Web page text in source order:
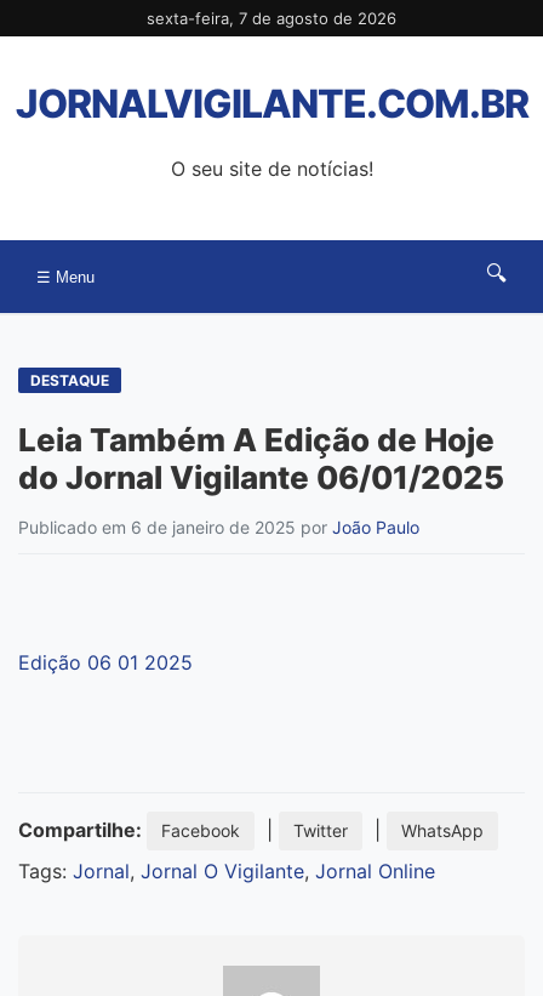
para
conteúdo
sexta-feira, 7 de agosto de 2026
JORNALVIGILANTE.COM.BR
O seu site de notícias!
☰ Menu 🔍
DESTAQUE
Leia Também A Edição de Hoje
do Jornal Vigilante 06/01/2025
Publicado em 6 de janeiro de 2025 por João Paulo
Edição 06 01 2025
Compartilhe: Facebook Twitter WhatsApp
Tags: Jornal, Jornal O Vigilante, Jornal Online